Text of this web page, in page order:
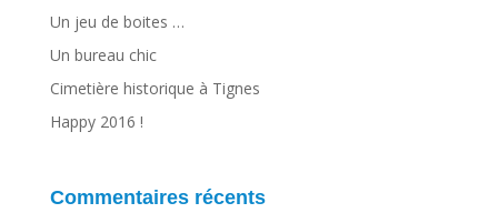
Un jeu de boites …
Un bureau chic
Cimetière historique à Tignes
Happy 2016 !
Commentaires récents